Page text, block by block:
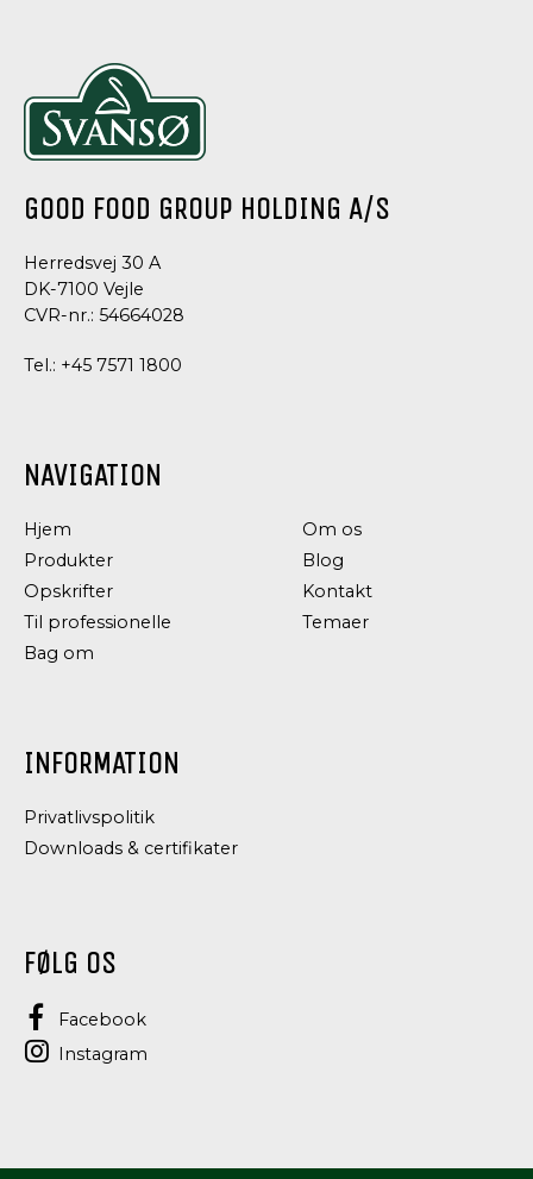
GOOD FOOD GROUP HOLDING A/S
Herredsvej 30 A
DK-7100 Vejle
CVR-nr.: 54664028
Tel.: +45 7571 1800
NAVIGATION
Hjem
Produkter
Opskrifter
Til professionelle
Bag om
Om os
Blog
Kontakt
Temaer
INFORMATION
Privatlivspolitik
Downloads & certifikater
FØLG OS
Facebook
Instagram